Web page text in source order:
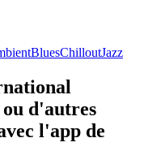
BluesChilloutJazz
d'autres
l'app de